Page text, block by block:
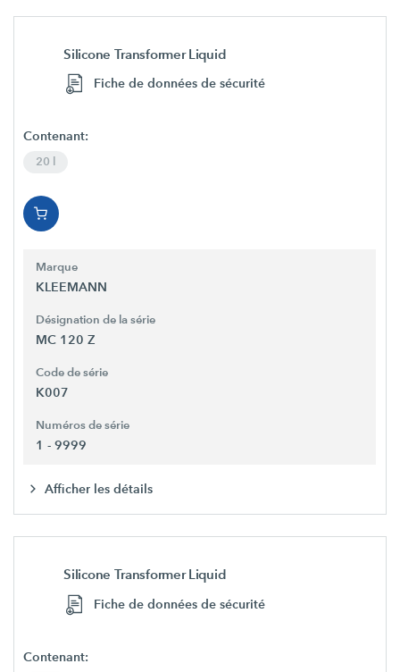
Silicone Transformer Liquid
Fiche de données de sécurité
Contenant:
20 l
Marque
KLEEMANN
Désignation de la série
MC 120 Z
Code de série
K007
Numéros de série
1 - 9999
Afficher les détails
Silicone Transformer Liquid
Fiche de données de sécurité
Contenant: